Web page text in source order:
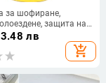
за шофиране,
защита на
на открито,
жълти лещи,
лв
add_shopping_cart